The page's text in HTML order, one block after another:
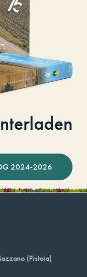
2024-2026
(Pistoia)